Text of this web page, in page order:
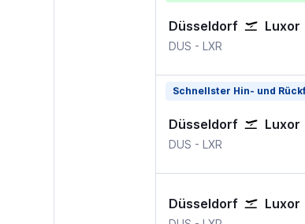
Düsseldorf Luxor
DUS - LXR
Schnellster Hin- und
Düsseldorf Luxor
DUS - LXR
Düsseldorf Luxor